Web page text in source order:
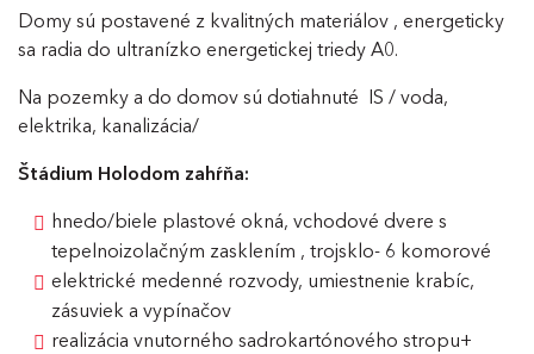
Domy sú postavené z kvalitných materiálov , energeticky
sa radia do ultranízko energetickej triedy A0.
Na pozemky a do domov sú dotiahnuté IS / voda,
elektrika, kanalizácia/
Štádium Holodom zahŕňa:
hnedo/biele plastové okná, vchodové dvere s
tepelnoizolačným zasklením , trojsklo- 6 komorové
elektrické medenné rozvody, umiestnenie krabíc,
zásuviek a vypínačov
realizácia vnutorného sadrokartónového stropu+